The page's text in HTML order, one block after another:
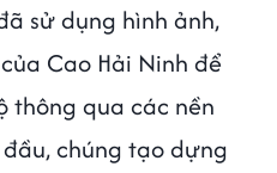
sử dụng hình ảnh,
Cao Hải Ninh để
thông qua các nền
chúng tạo dựng